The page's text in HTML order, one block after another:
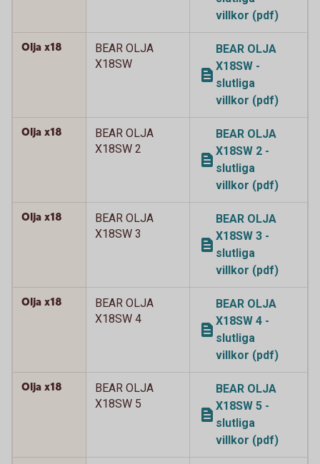
villkor (pdf)
Olja x18
BEAR OLJA
X18SW
BEAR OLJA
X18SW -
slutliga
villkor (pdf)
Olja x18
BEAR OLJA
X18SW 2
BEAR OLJA
X18SW 2 -
slutliga
villkor (pdf)
Olja x18
BEAR OLJA
X18SW 3
BEAR OLJA
X18SW 3 -
slutliga
villkor (pdf)
Olja x18
BEAR OLJA
X18SW 4
BEAR OLJA
X18SW 4 -
slutliga
villkor (pdf)
Olja x18
BEAR OLJA
X18SW 5
BEAR OLJA
X18SW 5 -
slutliga
villkor (pdf)